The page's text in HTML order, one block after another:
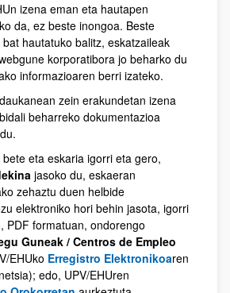
izena eman eta hautapen
da, ez beste inongoa. Beste
hautatuko balitz, eskatzaileak
korporatibora jo beharko du
informazioaren berri izateko.
zein erakundetan izena
beharreko dokumentazioa
bete eta eskaria igorri eta gero,
jasoko du, eskaeran
zehaztu duen helbide
elektroniko hori behin jasota, igorri
PDF formatuan, ondorengo
Guneak / Centros de Empleo
EHUko Erregistro Elektronikoaren
edo, UPV/EHUren